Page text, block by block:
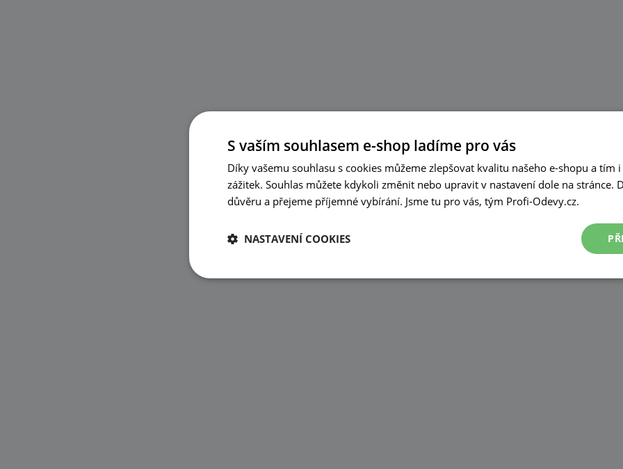
S vaším souhlasem e-shop ladíme pro vás
Díky vašemu souhlasu s cookies můžeme zlepšovat kvalitu našeho e-shopu a tím
zážitek. Souhlas můžete kdykoli změnit nebo upravit v nastavení dole na stránce.
důvěru a přejeme příjemné vybírání. Jsme tu pro vás, tým Profi-Odevy.cz.
NASTAVENÍ COOKIES